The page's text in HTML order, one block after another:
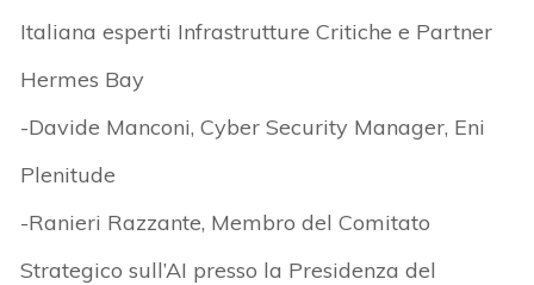
Italiana esperti Infrastrutture Critiche e Partner
Hermes Bay
-Davide Manconi, Cyber Security Manager, Eni
Plenitude
-Ranieri Razzante, Membro del Comitato
Strategico sull’AI presso la Presidenza del